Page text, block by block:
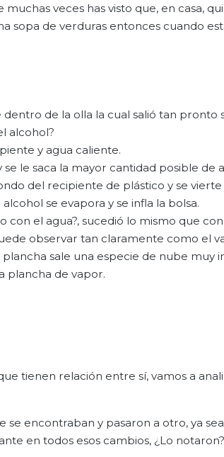
veces has visto que, en casa,
sopa de verduras entonces cuando
de la olla la cual salió tan pronto
alcohol?
y agua caliente.
le saca la mayor cantidad posible de
del recipiente de plástico y se
se evapora y se infla la bolsa.
con el agua?, sucedió lo mismo que
observar tan claramente como el
sale una especie de nube muy
plancha de vapor.
tienen relación entre sí, vamos a
se encontraban y pasaron a otro, ya
en todos esos cambios, ¿Lo notaron?